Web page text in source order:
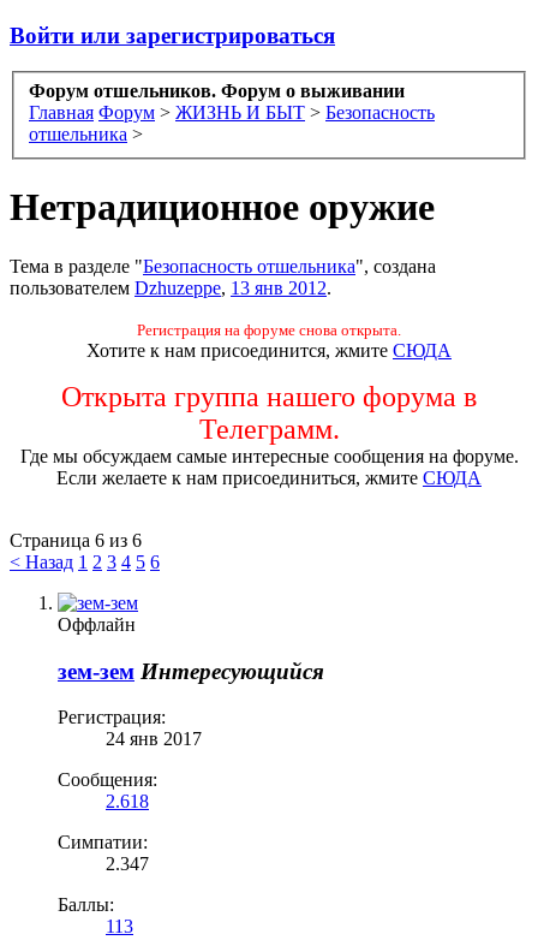
Войти или зарегистрироваться
Форум отшельников. Форум о выживании
Главная Форум > ЖИЗНЬ И БЫТ > Безопасность
отшельника >
Нетрадиционное оружие
Тема в разделе "Безопасность отшельника", создана
пользователем Dzhuzeppe, 13 янв 2012.
Регистрация на форуме снова открыта.
Хотите к нам присоединится, жмите СЮДА
Открыта группа нашего форума в
Телеграмм.
Где мы обсуждаем самые интересные сообщения на форуме.
Если желаете к нам присоединиться, жмите СЮДА
Страница 6 из 6
< Назад 1 2 3 4 5 6
Оффлайн
зем-зем Интересующийся
Регистрация:
24 янв 2017
Сообщения:
2.618
Симпатии:
2.347
Баллы:
113